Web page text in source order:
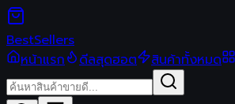
BestSellers
หน้าแรก
ดีลสุดฮอต สินค้าทั้งหมด